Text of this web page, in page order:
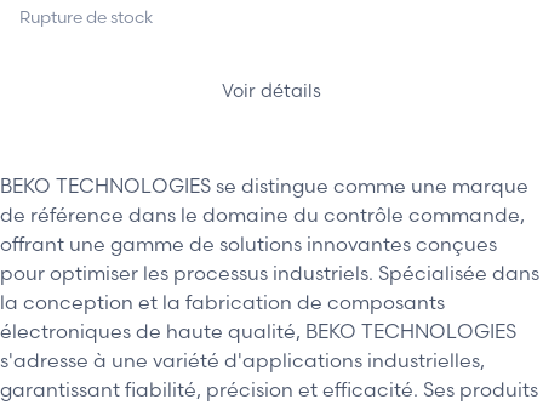
BEKO TECHNOLOGIES se distingue comme une marque
de référence dans le domaine du contrôle commande,
offrant une gamme de solutions innovantes conçues
pour optimiser les processus industriels. Spécialisée dans
la conception et la fabrication de composants
électroniques de haute qualité, BEKO TECHNOLOGIES
s'adresse à une variété d'applications industrielles,
garantissant fiabilité, précision et efficacité. Ses produits
Rupture de stock
Voir détails